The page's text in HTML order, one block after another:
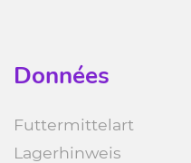
Données
Futtermittelart
Lagerhinweis